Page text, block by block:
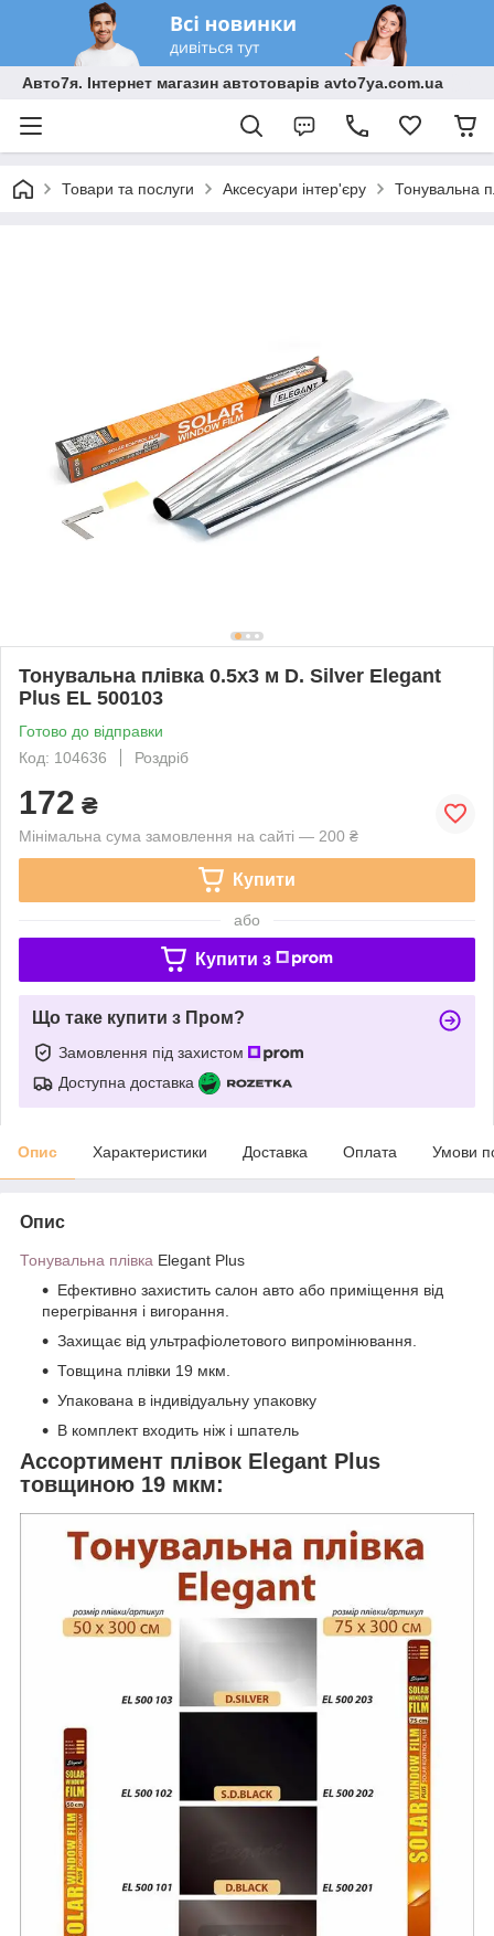
Авто7я. Інтернет магазин автотоварів avto7ya.com.ua
Товари та послуги Аксесуари інтер'єру Тонувальна
Тонувальна плівка 0.5х3 м D. Silver Elegant
Plus EL 500103
Готово до відправки
Код: 104636
Роздріб
172 ₴
Мінімальна сума замовлення на сайті — 200 ₴
Купити
або
Купити з
Що таке купити з Пром?
Замовлення під захистом
Доступна доставка
Опис Характеристики Доставка Оплата Умови
Опис
Тонувальна плівка Elegant Plus
Ефективно захистить салон авто або приміщення від
перегрівання і вигорання.
Захищає від ультрафіолетового випромінювання.
Товщина плівки 19 мкм.
Упакована в індивідуальну упаковку
В комплект входить ніж і шпатель
Ассортимент плівок Elegant Plus
товщиною 19 мкм: